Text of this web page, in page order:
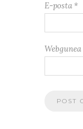
E-posta *
Webgunea